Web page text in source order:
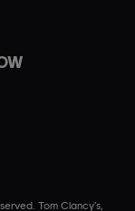
Tom Clancy’s,